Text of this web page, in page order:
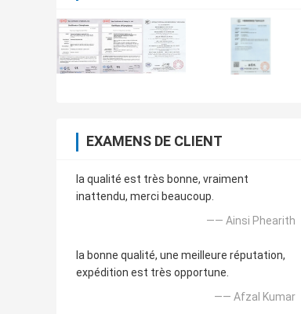
EXAMENS DE CLIENT
la qualité est très bonne, vraiment
inattendu, merci beaucoup.
—— Ainsi Phearith
la bonne qualité, une meilleure réputation,
expédition est très opportune.
—— Afzal Kumar